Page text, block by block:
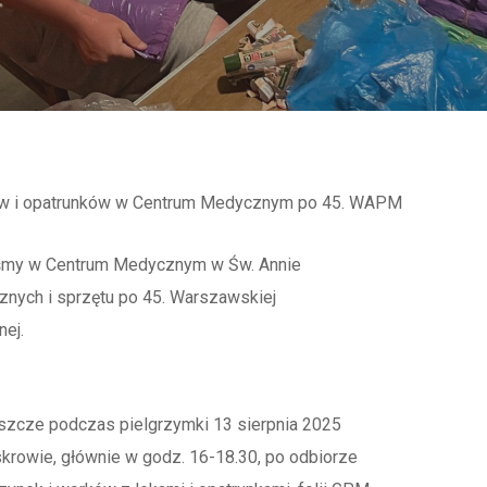
i opatrunków w Centrum Medycznym po 45. WAPM
w Centrum Medycznym w Św. Annie
i sprzętu po 45. Warszawskiej
podczas pielgrzymki 13 sierpnia 2025
głównie w godz. 16-18.30, po odbiorze